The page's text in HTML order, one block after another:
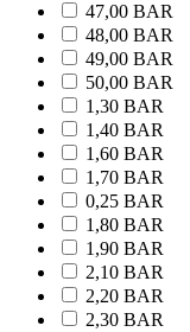
47,00 BAR
48,00 BAR
49,00 BAR
50,00 BAR
1,30 BAR
1,40 BAR
1,60 BAR
1,70 BAR
0,25 BAR
1,80 BAR
1,90 BAR
2,10 BAR
2,20 BAR
2,30 BAR